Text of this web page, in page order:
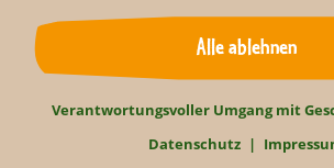
Zurück
Alle ablehnen
Verantwortungsvoller Umgang mit
Datenschutz